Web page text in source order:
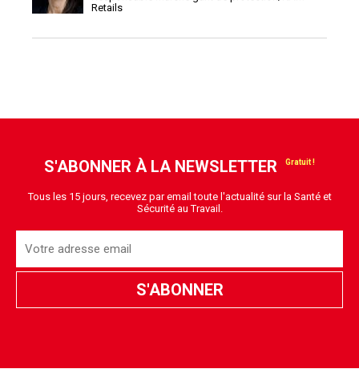
Retails
S'ABONNER À LA NEWSLETTER
Tous les 15 jours, recevez par email toute l'actualité sur la Santé et
Sécurité au Travail.